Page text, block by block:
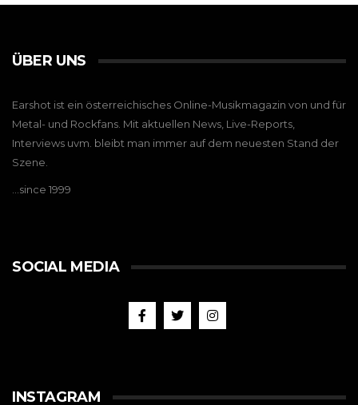
ÜBER UNS
Earshot ist ein österreichisches Online-Musikmagazin von und für
Metal- und Rockfans. Mit aktuellen News, Live-Reports,
Interviews uvm. bleibt man immer auf dem neuesten Stand der
Szene.
…since 1999
SOCIAL MEDIA
INSTAGRAM